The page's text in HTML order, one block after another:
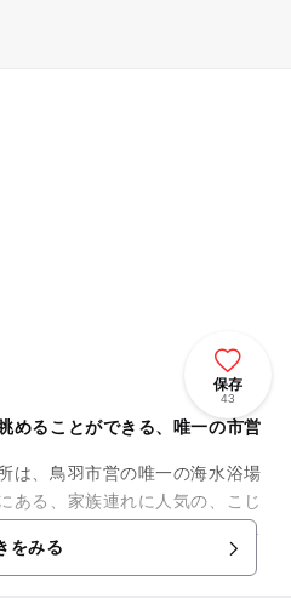
保存
43
めることができる、唯一の市営
は、鳥羽市営の唯一の海水浴場
ある、家族連れに人気の、こじ
に浮かぶ菅島などの島々を眺め
をみる